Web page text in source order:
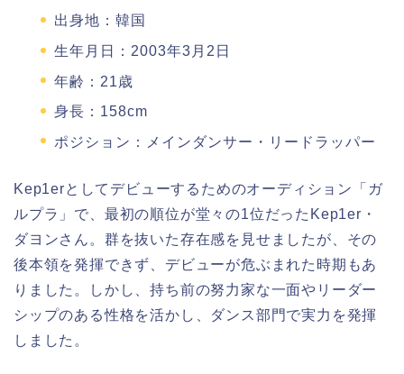
出身地：韓国
生年月日：2003年3月2日
年齢：21歳
身長：158cm
ポジション：メインダンサー・リードラッパー
Kep1erとしてデビューするためのオーディション「ガ
ルプラ」で、最初の順位が堂々の1位だったKep1er・
ダヨンさん。群を抜いた存在感を見せましたが、その
後本領を発揮できず、デビューが危ぶまれた時期もあ
りました。しかし、持ち前の努力家な一面やリーダー
シップのある性格を活かし、ダンス部門で実力を発揮
しました。